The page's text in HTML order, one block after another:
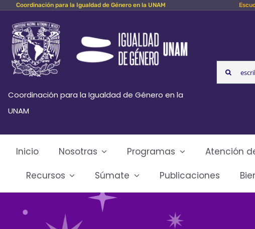
Skip
content
Coordinación para la Igualdad de Género en la UNAM
Coordinación para la Igualdad de Género en la
UNAM
Search
for:
Inicio Nosotras Programas Atención
Recursos
Súmate Publicaciones